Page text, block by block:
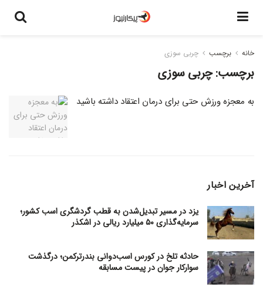
خانه برچسب چربی سوزی
برچسب:چربی سوزی
به معجزه ورزش حتی برای درمان اعتقاد داشته باشید
آخرین اخبار
یزد در مسیر تبدیل‌شدن به قطب گردشگری اسب کشور؛
سرمایه‌گذاری ۵۰ میلیارد ریالی در اشکذر
حادثه تلخ در کورس اسب‌دوانی بندرترکمن؛ درگذشت
سوارکار جوان در پیست مسابقه